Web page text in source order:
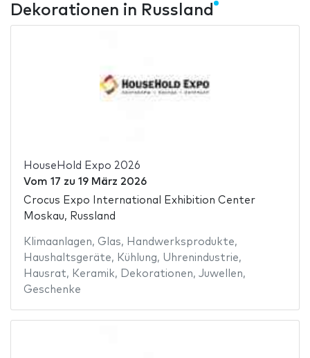
Dekorationen in Russland
HouseHold Expo 2026
Vom 17 zu 19 März 2026
Crocus Expo International Exhibition Center
Moskau, Russland
Klimaanlagen, Glas, Handwerksprodukte,
Haushaltsgeräte, Kühlung, Uhrenindustrie,
Hausrat, Keramik, Dekorationen, Juwellen,
Geschenke